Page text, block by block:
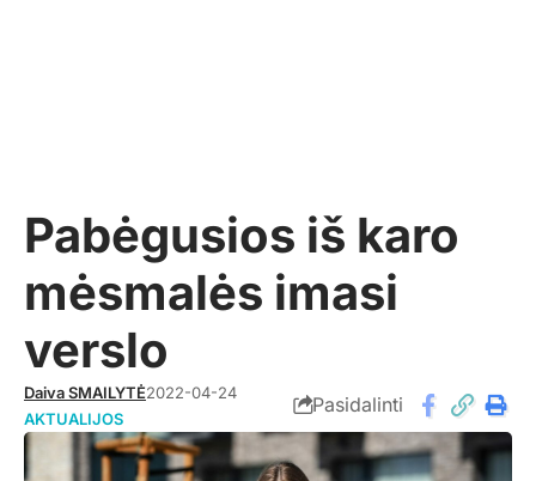
Pabėgusios iš karo
mėsmalės imasi
verslo
Daiva SMAILYTĖ2022-04-24
AKTUALIJOS
Pasidalinti